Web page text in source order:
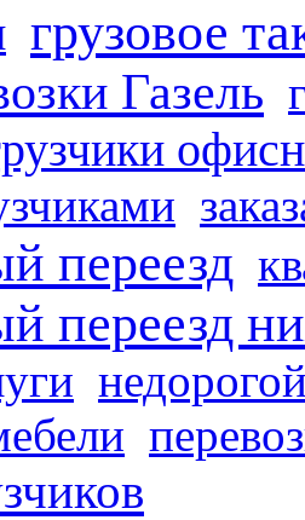
грузовое
Газель
переезд
переезд